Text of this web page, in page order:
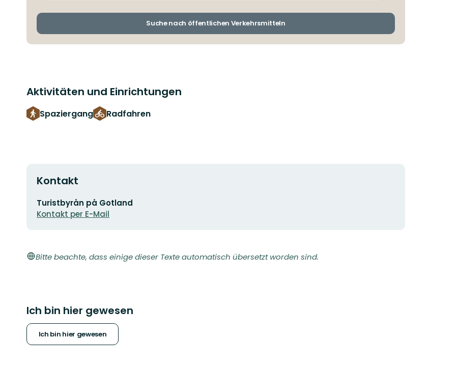
Ankunftshaltestellen
Suche nach öffentlichen Verkehrsmitteln
Aktivitäten und Einrichtungen
Spaziergang Radfahren
Kontakt
E-
Mail-
Turistbyrån på Gotland
Kontakt per E-Mail
Bitte beachte, dass einige dieser Texte automatisch übersetzt worden sind.
Ich bin hier gewesen
Ich bin hier gewesen